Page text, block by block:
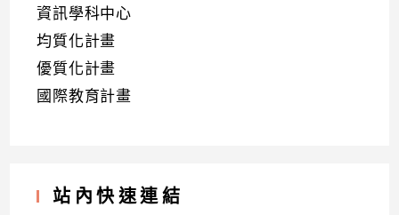
資訊學科中心
均質化計畫
優質化計畫
國際教育計畫
站內快速連結